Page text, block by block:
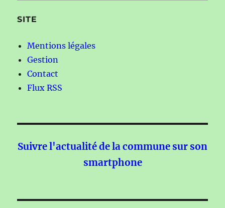
SITE
Mentions légales
Gestion
Contact
Flux RSS
Suivre l'actualité de la commune sur son
smartphone